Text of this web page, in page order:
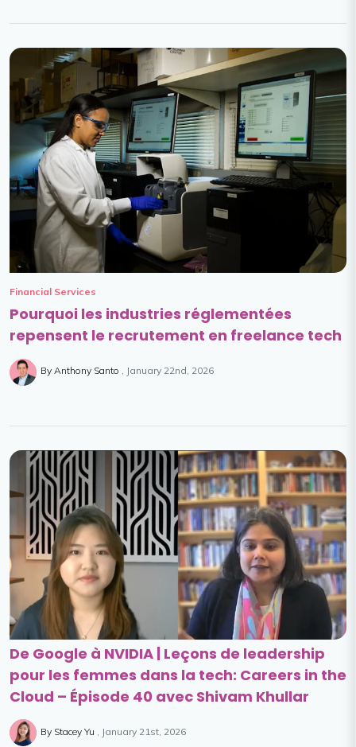
Financial Services
Pourquoi les industries réglementées
repensent le recrutement en freelance tech
By Anthony Santo January 22nd, 2026
De Google à NVIDIA | Leçons de leadership
pour les femmes dans la tech: Careers in the
Cloud – Épisode 40 avec Shivam Khullar
By Stacey Yu January 21st, 2026